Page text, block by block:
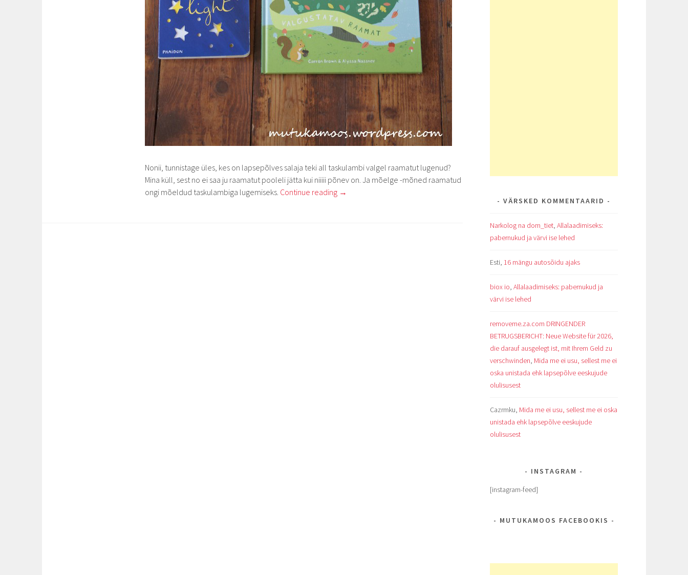
Nonii, tunnistage üles, kes on lapsepõlves salaja teki all taskulambi valgel raamatut lugenud?
Mina küll, sest no ei saa ju raamatut pooleli jätta kui niiiii põnev on. Ja mõelge -mõned raamatud
ongi mõeldud taskulambiga lugemiseks. Continue reading →
VÄRSKED KOMMENTAARID
Narkolog na dom_tiet, Allalaadimiseks:
pabernukud ja värvi ise lehed
Esti, 16 mängu autosõidu ajaks
biox io, Allalaadimiseks: pabernukud ja
värvi ise lehed
removeme.za.com DRINGENDER
BETRUGSBERICHT: Neue Website für 2026,
die darauf ausgelegt ist, mit Ihrem Geld zu
verschwinden, Mida me ei usu, sellest me ei
oska unistada ehk lapsepõlve eeskujude
olulisusest
Cazrmku, Mida me ei usu, sellest me ei oska
unistada ehk lapsepõlve eeskujude
olulisusest
INSTAGRAM
[instagram-feed]
MUTUKAMOOS FACEBOOKIS